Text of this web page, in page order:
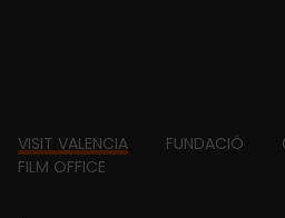
Footer
VISIT VALENCIA FUNDACIÓ
FILM OFFICE